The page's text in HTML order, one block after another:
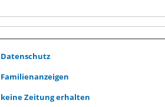
der Schützenfeste und der
Training findet jeweils dienstags ab
Körper und Geselligkeit“ ist jeder
einem Schnuppertraining in der
eingeladen. Weitere Informationen
Datenschutz
Familienanzeigen
keine Zeitung erhalten